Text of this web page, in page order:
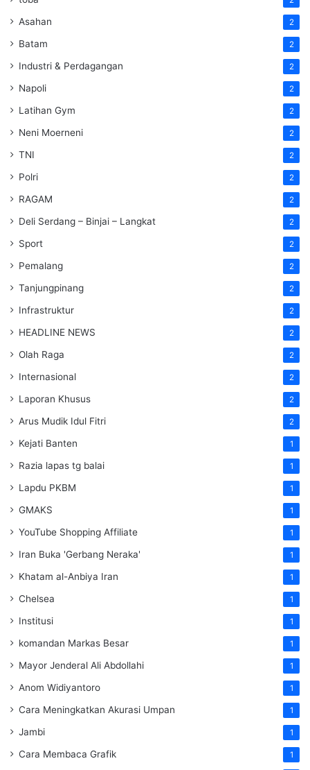
Asahan 2
Batam 2
Industri & Perdagangan 2
Napoli 2
Latihan Gym 2
Neni Moerneni 2
TNI 2
Polri 2
RAGAM 2
Deli Serdang – Binjai – Langkat 2
Sport 2
Pemalang 2
Tanjungpinang 2
Infrastruktur 2
HEADLINE NEWS 2
Olah Raga 2
Internasional 2
Laporan Khusus 2
Arus Mudik Idul Fitri 2
Kejati Banten 1
Razia lapas tg balai 1
Lapdu PKBM 1
GMAKS 1
YouTube Shopping Affiliate 1
Iran Buka 'Gerbang Neraka' 1
Khatam al-Anbiya Iran 1
Chelsea 1
Institusi 1
komandan Markas Besar 1
Mayor Jenderal Ali Abdollahi 1
Anom Widiyantoro 1
Cara Meningkatkan Akurasi Umpan 1
Jambi 1
Cara Membaca Grafik 1